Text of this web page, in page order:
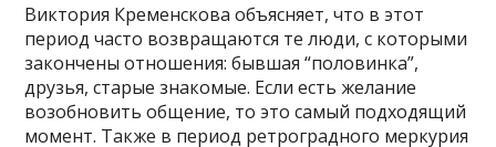
Виктория Кременскова объясняет, что в этот
период часто возвращаются те люди, с которыми
закончены отношения: бывшая “половинка”,
друзья, старые знакомые. Если есть желание
возобновить общение, то это самый подходящий
момент. Также в период ретроградного меркурия